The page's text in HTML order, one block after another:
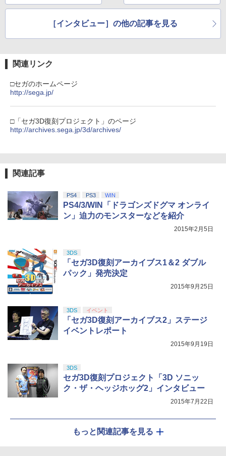
いかにして実現したか 聞く
［インタビュー］の他の記事を見る
関連リンク
□セガのホームページ
http://sega.jp/
□「セガ3D復刻プロジェクト」のページ
http://archives.sega.jp/3d/archives/
関連記事
PS4 PS3 WIN
PS4/3/WIN「ドラゴンズドグマ オンライ
ン」迫力のモンスターなどを紹介
2015年2月5日
3DS
「セガ3D復刻アーカイブス1＆2 ダブル
パック」発売決定
2015年9月25日
3DS イベント
「セガ3D復刻アーカイブス2」ステージ
イベントレポート
2015年9月19日
3DS
セガ3D復刻プロジェクト「3D ソニッ
ク・ザ・ヘッジホッグ2」インタビュー
2015年7月22日
もっと関連記事を見る